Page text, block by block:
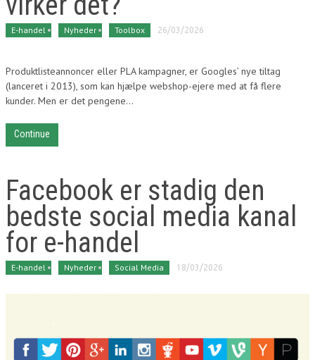
E-handel Nyheder Toolbox 26/03/2026
Produktlisteannoncer eller PLA kampagner, er Googles’ nye tiltag
(lanceret i 2013), som kan hjælpe webshop-ejere med at få flere
kunder. Men er det pengene...
Continue
Facebook er stadig den
bedste social media kanal
for e-handel
E-handel Nyheder Social Media 18/03/2026